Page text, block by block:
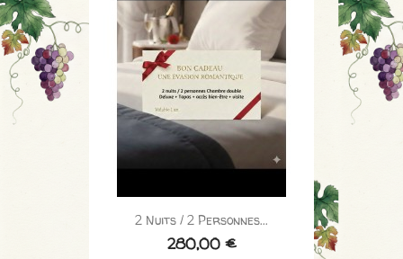
2 Nuits / 2 Personnes...
280,00 €